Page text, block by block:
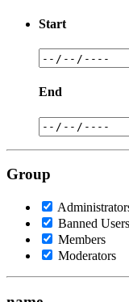
Start
End
Group
Banned Users
Members
Moderators